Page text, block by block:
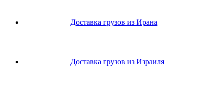
Доставка грузов из Ирана
Доставка грузов из Израиля